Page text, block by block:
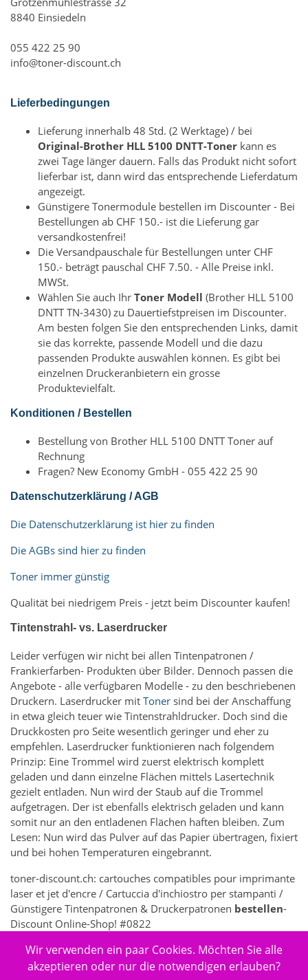
8840 Einsiedeln
055 422 25 90
info@toner-discount.ch
Lieferbedingungen
Lieferung innerhalb 48 Std. (2 Werktage) / bei
Original-Brother HLL 5100 DNTT-Toner kann es
zwei Tage länger dauern. Falls das Produkt nicht sofort
lieferbar ist, dann wird das entsprechende Lieferdatum
angezeigt.
Günstigere Tonermodule bestellen im Discounter - Bei
Bestellungen ab CHF 150.- ist die Lieferung gar
versandkostenfrei!
Die Versandpauschale für Bestellungen unter CHF
150.- beträgt pauschal CHF 7.50. - Alle Preise inkl.
MWSt.
Wählen Sie auch Ihr Toner Modell (Brother HLL 5100
DNTT TN-3430) zu Dauertiefstpreisen im Discounter.
Am besten folgen Sie den entsprechenden Links, damit
sie das korrekte, passende Modell und die dazu
passenden Produkte auswählen können. Es gibt bei
einzelnen Druckeranbietern ein grosse
Produktevielfalt.
Konditionen / Bestellen
Bestellung von Brother HLL 5100 DNTT Toner auf
Rechnung
Fragen? New Economy GmbH - 055 422 25 90
Datenschutzerklärung / AGB
Die Datenschutzerklärung ist hier zu finden
Die AGBs sind hier zu finden
Toner immer günstig
Qualität bei niedrigem Preis - jetzt beim Discounter kaufen!
Tintenstrahl- vs. Laserdrucker
Leider verfügen wir nicht bei allen Tintenpatronen /
Frankierfarben- Produkten über Bilder. Dennoch passen die
Angebote - alle verfügbaren Modelle - zu den beschriebenen
Druckern. Laserdrucker mit Toner sind bei der Anschaffung
in etwa gleich teuer wie Tintenstrahldrucker. Doch sind die
Druckkosten pro Seite wesentlich geringer und eher zu
empfehlen. Laserdrucker funktionieren nach folgendem
Prinzip: Eine Trommel wird zuerst elektrisch komplett
geladen und dann einzelne Flächen mittels Lasertechnik
gezielt entladen. Nun wird der Staub auf die Trommel
aufgetragen. Der ist ebenfalls elektrisch geladen und kann
somit nur an den entladenen Flächen haften bleiben. Zum
Lesen: Nun wird das Pulver auf das Papier übertragen, fixiert
und bei hohen Temperaturen eingebrannt.
toner-discount.ch: cartouches compatibles pour imprimante
laser et jet d'encre / Cartuccia d'inchiostro per stampanti /
Günstigere Tintenpatronen & Druckerpatronen bestellen-
Discount Online-Shop! #0822
356 - Elektronik > Drucken, Kopieren, Scannen & Faxen >
Zubehör Drucker, Kopierer & Faxgeräte > Drucker-
Wir verwenden ein paar Cookies. Möchten Sie alle
akzeptieren oder nur die notwendigen erlauben?